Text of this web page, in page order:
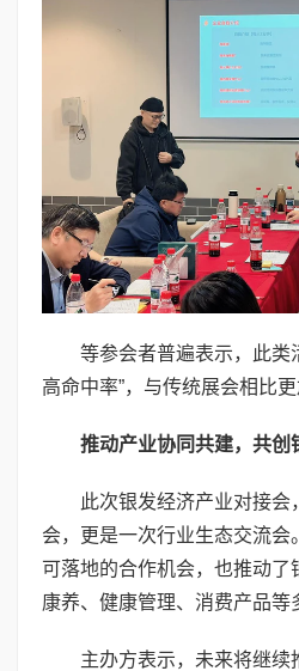
等参会者普遍表示，此类
高命中率”，与传统展会相比更
推动产业协同共建，共创
此次银发经济产业对接
会，更是一次行业生态交流会
可落地的合作机会，也推动了
康养、健康管理、消费产品等
主办方表示，未来将继续